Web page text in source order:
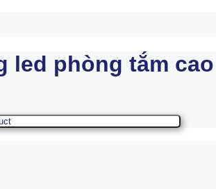
phòng tắm